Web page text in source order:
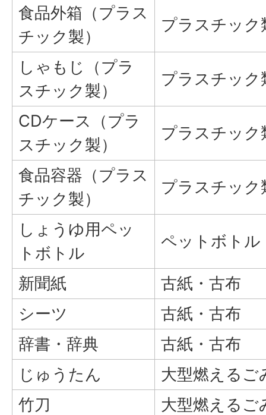
食品外箱（プラス
チック製）
プラスチック
しゃもじ（プラ
スチック製）
プラスチック
CDケース（プラ
スチック製）
プラスチック
食品容器（プラス
チック製）
プラスチック
しょうゆ用ペッ
トボトル
ペットボトル
新聞紙
古紙・古布
シーツ
古紙・古布
辞書・辞典
古紙・古布
じゅうたん
大型燃えるご
竹刀
大型燃えるご